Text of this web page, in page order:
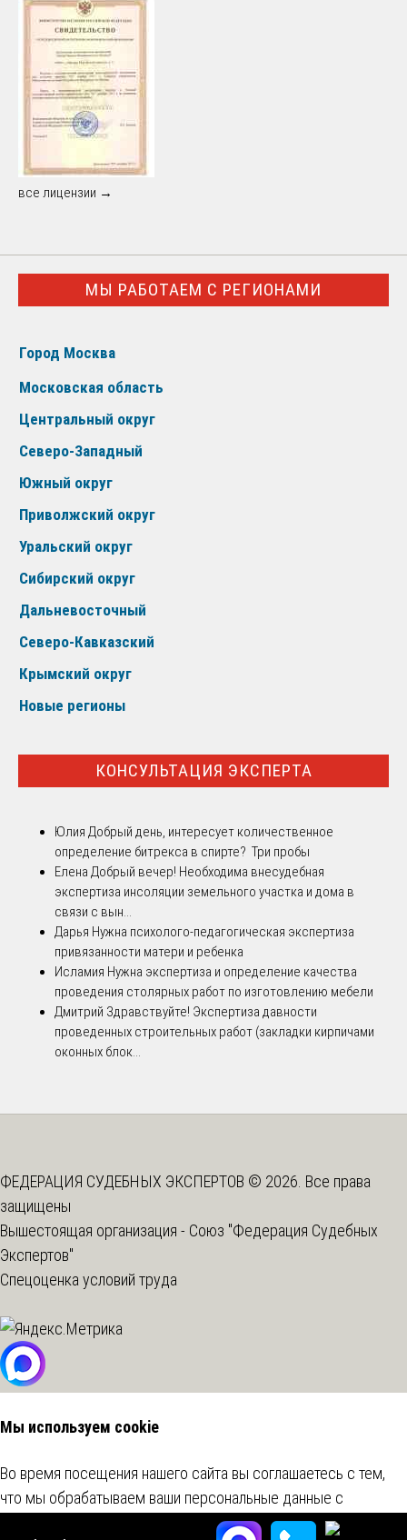
все лицензии →
МЫ РАБОТАЕМ С РЕГИОНАМИ
Город Москва
Московская область
Центральный округ
Северо-Западный
Южный округ
Приволжский округ
Уральский округ
Сибирский округ
Дальневосточный
Северо-Кавказский
Крымский округ
Новые регионы
КОНСУЛЬТАЦИЯ ЭКСПЕРТА
Юлия Добрый день, интересует количественное
определение битрекса в спирте? Три пробы
Елена Добрый вечер! Необходима внесудебная
экспертиза инсоляции земельного участка и дома в
связи с вын...
Дарья Нужна психолого-педагогическая экспертиза
привязанности матери и ребенка
Исламия Нужна экспертиза и определение качества
проведения столярных работ по изготовлению мебели
Дмитрий Здравствуйте! Экспертиза давности
проведенных строительных работ (закладки кирпичами
оконных блок...
ФЕДЕРАЦИЯ СУДЕБНЫХ ЭКСПЕРТОВ © 2026. Все права
защищены
Вышестоящая организация - Союз "Федерация Судебных
Экспертов"
Спецоценка условий труда
Мы используем cookie
Во время посещения нашего сайта вы соглашаетесь с тем,
что мы обрабатываем ваши персональные данные с
использованием метрических программ.Подробнее